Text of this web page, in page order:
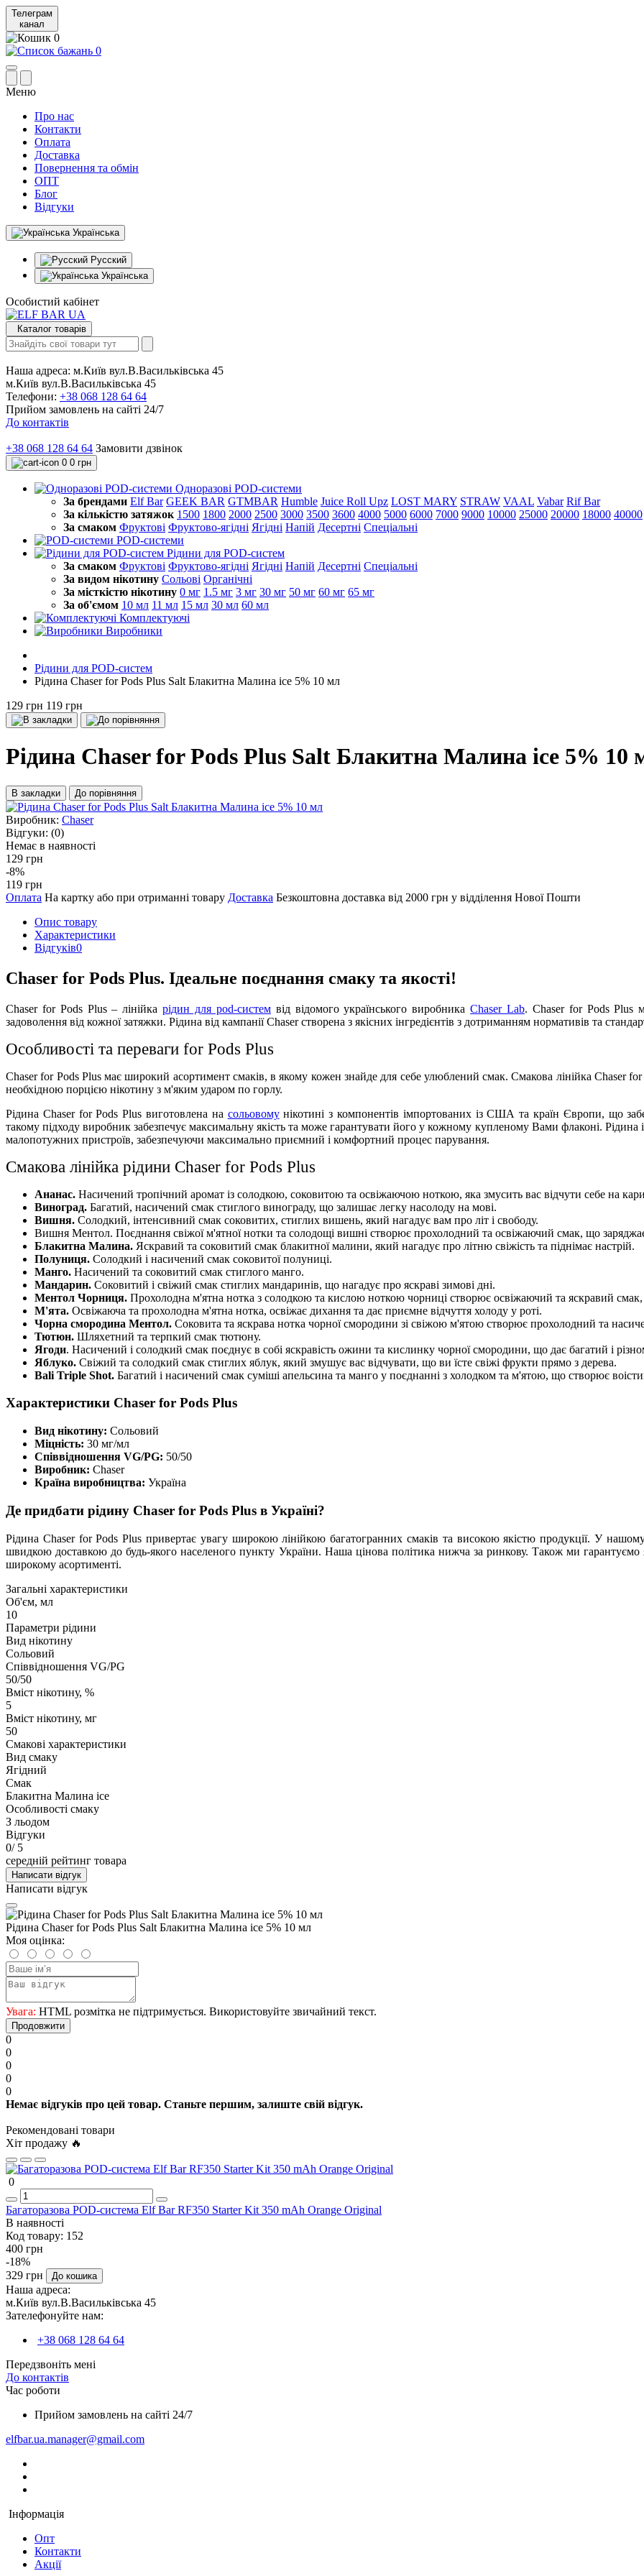
Телеграм
канал
0
0
Меню
Про нас
Контакти
Оплата
Доставка
Повернення та обмін
ОПТ
Блог
Відгуки
Українська
Русский
Українська
Особистий кабінет
Каталог товарів
Наша адреса: м.Київ вул.В.Васильківська 45
м.Київ вул.В.Васильківська 45
Телефони: +38 068 128 64 64
Прийом замовлень на сайті 24/7
До контактів
+38 068 128 64 64 Замовити дзвінок
0 0 грн
Одноразові POD-системи
За брендами Elf Bar GEEK BAR GTMBAR Humble Juice Roll Upz LOST MARY STRAW VAAL Vabar Rif Bar
За кількістю затяжок 1500 1800 2000 2500 3000 3500 3600 4000 5000 6000 7000 9000 10000 25000 20000 18000 40000
За смаком Фруктові Фруктово-ягідні Ягідні Напій Десертні Спеціальні
POD-системи
Рідини для POD-систем
За смаком Фруктові Фруктово-ягідні Ягідні Напій Десертні Спеціальні
За видом нікотину Сольові Органічні
За місткістю нікотину 0 мг 1.5 мг 3 мг 30 мг 50 мг 60 мг 65 мг
За об'ємом 10 мл 11 мл 15 мл 30 мл 60 мл
Комплектуючі
Виробники
Рідини для POD-систем
Рідина Chaser for Pods Plus Salt Блакитна Малина ice 5% 10 мл
129 грн 119 грн
Рідина Chaser for Pods Plus Salt Блакитна Малина ice 5% 10
В закладки До порівняння
Виробник: Chaser
Відгуки: (0)
Немає в наявності
129 грн
-8%
119 грн
Оплата На картку або при отриманні товару Доставка Безкоштовна доставка від 2000 грн у відділення Нової Пошти
Опис товару
Характеристики
Відгуків0
Chaser for Pods Plus. Ідеальне поєднання смаку та якості!
Chaser for Pods Plus – лінійкарідин для pod-системвід відомого українського виробникаChaser Lab. Chaser for Pods Plus
задоволення від кожної затяжки. Рідина від кампанії Chaser створена з якісних інгредієнтів з дотриманням нормативів та
Особливості та переваги for Pods Plus
Chaser for Pods Plus має широкий асортимент смаків, в якому кожен знайде для себе улюблений смак. Смакова лінійка Chaser
необхідною порцією нікотину з м'яким ударом по горлу.
Рідина Chaser for Pods Plus виготовлена на сольовомунікотині з компонентів імпортованих із США та країн Європи, що
такому підходу виробник забезпечує максимальну якість та може гарантувати його у кожному купленому Вами флаконі. Рідина
малопотужних пристроїв, забезпечуючи максимально приємний і комфортний процес парування.
Смакова лінійка рідини Chaser for Pods Plus
Ананас. Насичений тропічний аромат із солодкою, соковитою та освіжаючою ноткою, яка змусить вас відчути себе на
Виноград. Багатий, насичений смак стиглого винограду, що залишає легку насолоду на мові.
Вишня. Солодкий, інтенсивний смак соковитих, стиглих вишень, який нагадує вам про літ і свободу.
Вишня Ментол. Поєднання свіжої м'ятної нотки та солодощі вишні створює прохолодний та освіжаючий смак, що
Блакитна Малина. Яскравий та соковитий смак блакитної малини, який нагадує про літню свіжість та піднімає настрій.
Полуниця. Солодкий і насичений смак соковитої полуниці.
Манго. Насичений та соковитий смак стиглого манго.
Мандарин. Соковитий і свіжий смак стиглих мандаринів, що нагадує про яскраві зимові дні.
Ментол Чорниця. Прохолодна м'ятна нотка з солодкою та кислою ноткою чорниці створює освіжаючий та яскравий смак,
М'ята. Освіжаюча та прохолодна м'ятна нотка, освіжає дихання та дає приємне відчуття холоду у роті.
Чорна смородина Ментол. Соковита та яскрава нотка чорної смородини зі свіжою м'ятою створює прохолодний та
Тютюн. Шляхетний та терпкий смак тютюну.
Ягоди. Насичений і солодкий смак поєднує в собі яскравість ожини та кислинку чорної смородини, що дає багатий і
Яблуко. Свіжий та солодкий смак стиглих яблук, який змушує вас відчувати, що ви їсте свіжі фрукти прямо з дерева.
Bali Triple Shot. Багатий і насичений смак суміші апельсина та манго у поєднанні з холодком та м'ятою, що створює
Характеристики Chaser for Pods Plus
Вид нікотину: Сольовий
Міцність: 30 мг/мл
Співвідношення VG/PG: 50/50
Виробник: Chaser
Країна виробництва: Україна
Де придбати рідину Chaser for Pods Plus в Україні?
Рідина Chaser for Pods Plus привертає увагу широкою лінійкою багатогранних смаків та високою якістю продукції. У
швидкою доставкою до будь-якого населеного пункту України. Наша цінова політика нижча за ринкову. Також ми гарантуємо
широкому асортименті.
Загальні характеристики
Об'єм, мл
10
Параметри рідини
Вид нікотину
Сольовий
Співвідношення VG/PG
50/50
Вміст нікотину, %
5
Вміст нікотину, мг
50
Смакові характеристики
Вид смаку
Ягідний
Смак
Блакитна Малина ice
Особливості смаку
З льодом
Відгуки
0/ 5
середній рейтинг товара
Написати відгук
Написати відгук
Рідина Chaser for Pods Plus Salt Блакитна Малина ice 5% 10 мл
Моя оцінка:
Увага: HTML розмітка не підтримується. Використовуйте звичайний текст.
Продовжити
0
0
0
0
0
Немає відгуків про цей товар. Станьте першим, залиште свій відгук.
Рекомендовані товари
Хіт продажу 🔥
0
Багаторазова POD-система Elf Bar RF350 Starter Kit 350 mAh Orange Original
В наявності
Код товару: 152
400 грн
-18%
329 грн
До кошика
Наша адреса:
м.Київ вул.В.Васильківська 45
Зателефонуйте нам:
+38 068 128 64 64
Передзвоніть мені
До контактів
Час роботи
Прийом замовлень на сайті 24/7
elfbar.ua.manager@gmail.com
Інформація
Опт
Контакти
Акції